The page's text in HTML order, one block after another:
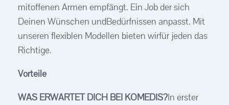
mitoffenen Armen empfängt. Ein Job der sich
Deinen Wünschen undBedürfnissen anpasst. Mit
unseren flexiblen Modellen bieten wirfür jeden das
Richtige.
Vorteile
WAS ERWARTET DICH BEI KOMEDIS?In erster